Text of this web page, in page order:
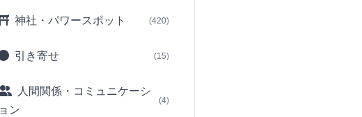
神社・パワースポット (420)
引き寄せ (15)
人間関係・コミュニケーシ
ョン
(4)